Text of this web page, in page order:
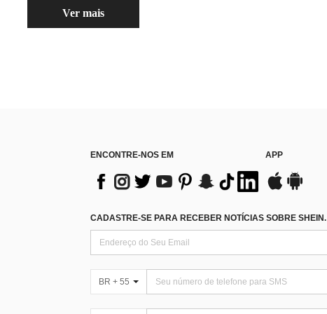
Ver mais
ENCONTRE-NOS EM APP
CADASTRE-SE PARA RECEBER NOTÍCIAS SOBRE SHEIN.
BR + 55